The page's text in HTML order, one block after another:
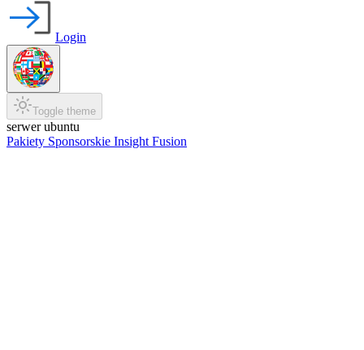
Login
Toggle theme
serwer ubuntu
Pakiety Sponsorskie Insight Fusion